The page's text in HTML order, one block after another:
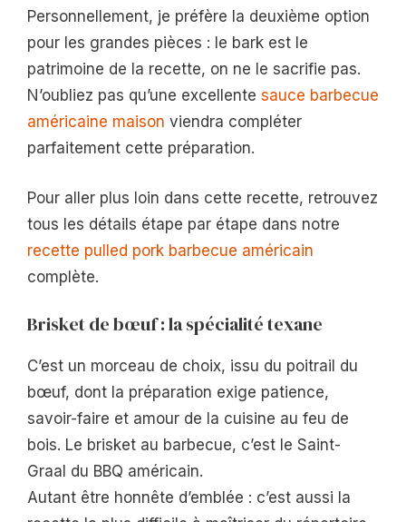
Personnellement, je préfère la deuxième option
pour les grandes pièces : le bark est le
patrimoine de la recette, on ne le sacrifie pas.
N’oubliez pas qu’une excellente sauce barbecue
américaine maison viendra compléter
parfaitement cette préparation.
Pour aller plus loin dans cette recette, retrouvez
tous les détails étape par étape dans notre
recette pulled pork barbecue américain
complète.
Brisket de bœuf : la spécialité texane
C’est un morceau de choix, issu du poitrail du
bœuf, dont la préparation exige patience,
savoir-faire et amour de la cuisine au feu de
bois. Le brisket au barbecue, c’est le Saint-
Graal du BBQ américain.
Autant être honnête d’emblée : c’est aussi la